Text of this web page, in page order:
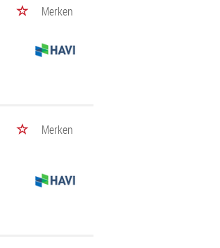
Merken
Merken